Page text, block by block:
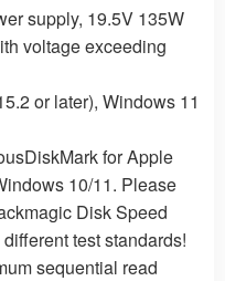
supply, 19.5V 135W
voltage exceeding
or later), Windows 11
for Apple
10/11. Please
Disk Speed
test standards!
sequential read